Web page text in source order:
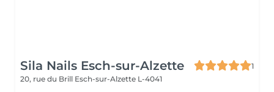
Sila Nails Esch-sur-Alzette
1
20, rue du Brill Esch-sur-Alzette L-4041